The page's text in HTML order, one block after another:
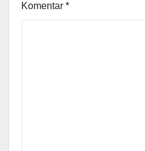
Komentar *